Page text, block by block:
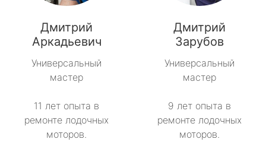
Дмитрий
Аркадьевич
Универсальный
мастер
11 лет опыта в
ремонте лодочных
моторов.
Дмитрий
Зарубов
Универсальный
мастер
9 лет опыта в
ремонте лодочных
моторов.